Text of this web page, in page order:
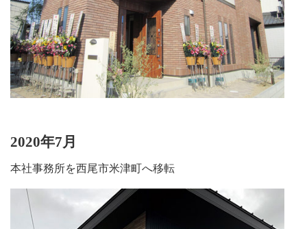
2020年7月
本社事務所を西尾市米津町へ移転